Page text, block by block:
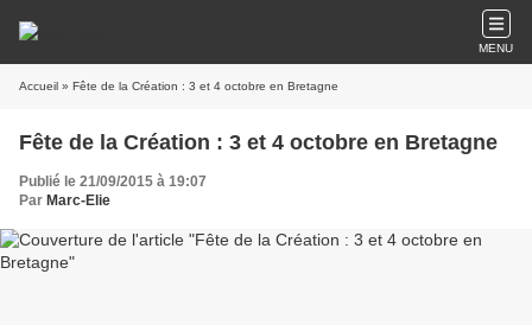
MENU
Accueil » Fête de la Création : 3 et 4 octobre en Bretagne
Fête de la Création : 3 et 4 octobre en Bretagne
Publié le 21/09/2015 à 19:07
Par Marc-Elie